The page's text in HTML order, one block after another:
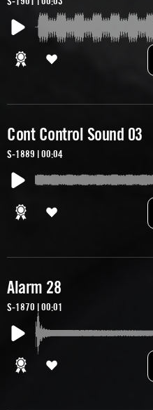
Cont Control Sound 03
S-1889 | 00:04
Alarm 28
S-1870 | 00:01